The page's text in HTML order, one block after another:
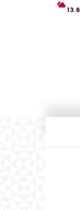
13.6